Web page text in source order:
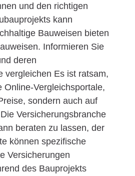
und den richtigen
kann
Bauweisen bieten
Informieren Sie
deren
vergleichen Es ist ratsam,
Online-Vergleichsportale,
sondern auch auf
Versicherungsbranche
beraten zu lassen, der
können spezifische
Versicherungen
des Bauprojekts